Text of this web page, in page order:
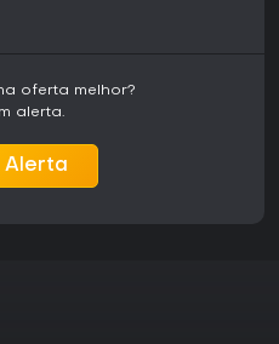
oferta melhor?
alerta.
Alerta